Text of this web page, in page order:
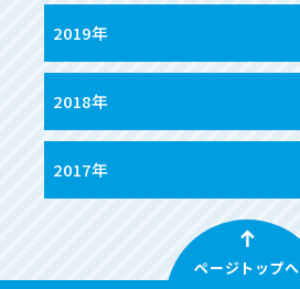
2019年
2018年
2017年
ページトップへ